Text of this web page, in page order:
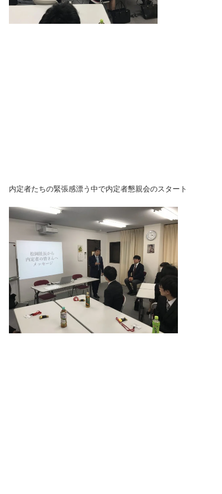
内定者たちの緊張感漂う中で内定者懇親会のスタート